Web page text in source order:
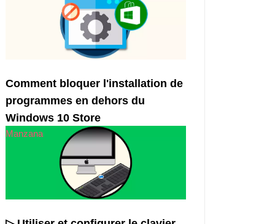
Comment bloquer l'installation de
programmes en dehors du
Windows 10 Store
Manzana